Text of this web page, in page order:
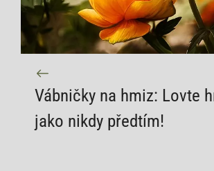
Vábničky na hmiz: Lovte
jako nikdy předtím!